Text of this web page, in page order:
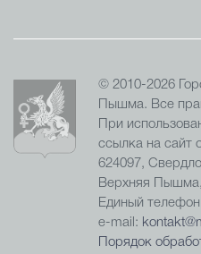
© 2010-2026
Пышма. Все
При
ссылка на сайт
624097,
Верхняя Пышма,
Единый
e-mail:
Порядок